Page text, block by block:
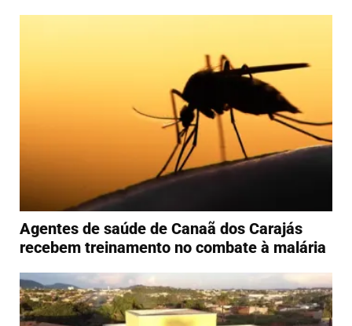
Agentes de saúde de Canaã dos Carajás
recebem treinamento no combate à malária